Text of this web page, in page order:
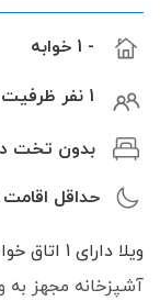
- 1 خوابه
1 نفر ظرفیت اقامتگاه
بدون تخت
حداقل اقامت
ویلا